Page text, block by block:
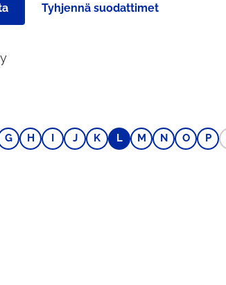
Tyhjennä suodattimet
G H I J K L M N O P